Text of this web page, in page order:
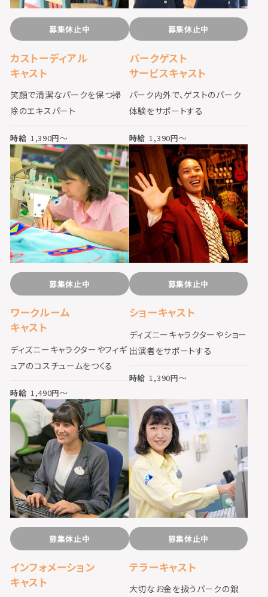
募集休止中
カストーディアル
キャスト
笑顔で清潔なパークを保つ掃
除のエキスパート
時給 1,390円〜
募集休止中
パークゲスト
サービスキャスト
パーク内外で、ゲストのパーク
体験をサポートする
時給 1,390円〜
募集休止中
ワークルーム
キャスト
ディズニーキャラクターやフィギ
ュアのコスチュームをつくる
時給 1,490円〜
募集休止中
ショーキャスト
ディズニーキャラクターやショー
出演者をサポートする
時給 1,390円〜
募集休止中
インフォメーション
キャスト
募集休止中
テラーキャスト
大切なお金を扱うパークの銀